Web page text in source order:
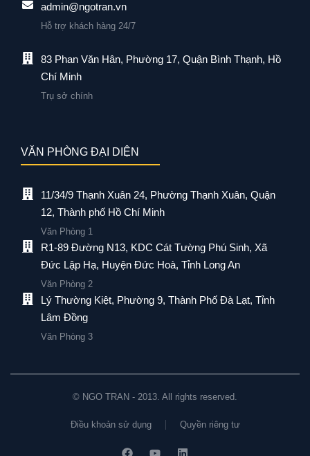
admin@ngotran.vn
Hỗ trợ khách hàng 24/7
83 Phan Văn Hân, Phường 17, Quận Bình Thạnh, Hồ
Chí Minh
Trụ sở chính
VĂN PHÒNG ĐẠI DIỆN
11/34/9 Thạnh Xuân 24, Phường Thạnh Xuân, Quận
12, Thành phố Hồ Chí Minh
Văn Phòng 1
R1-89 Đường N13, KDC Cát Tường Phú Sinh, Xã
Đức Lập Hạ, Huyện Đức Hoà, Tỉnh Long An
Văn Phòng 2
Lý Thường Kiệt, Phường 9, Thành Phố Đà Lạt, Tỉnh
Lâm Đồng
Văn Phòng 3
© NGO TRAN - 2013. All rights reserved.
Điều khoản sử dụng Quyền riêng tư